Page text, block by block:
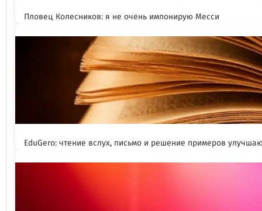
Пловец Колесников: я не очень импонирую Месси
EduGero: чтение вслух, письмо и решение примеров